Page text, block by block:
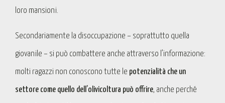
loro mansioni.
Secondariamente la disoccupazione – soprattutto quella
giovanile – si può combattere anche attraverso l’informazione:
molti ragazzi non conoscono tutte le potenzialità che un
settore come quello dell’olivicoltura può offrire, anche perché